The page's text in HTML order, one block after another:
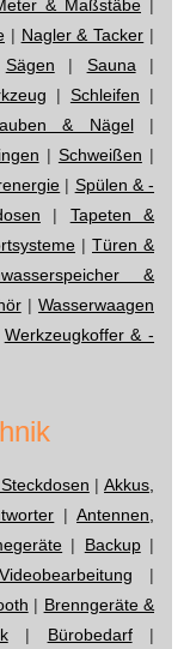
& Maßstäbe |
| Nagler & Tacker |
Sägen | Sauna |
| Schleifen |
& Nägel|
| Schweißen |
| Spülen & -
| Tapeten &
| Türen &
&
|Wasserwaagen
Werkzeugkoffer & -
|Akkus,
|Antennen,
| Backup|
|
| Brenngeräte &
| Bürobedarf|